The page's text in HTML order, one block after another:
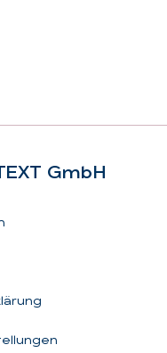
GmbH